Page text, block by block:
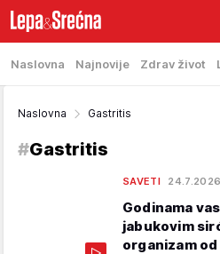
Naslovna Najnovije Zdrav život
Naslovna Gastritis
#Gastritis
SAVETI
Godinama
jabukovim
organizam